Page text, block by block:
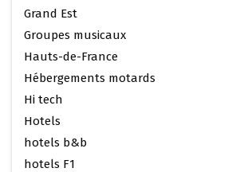
Grand Est
Groupes musicaux
Hauts-de-France
Hébergements motards
Hi tech
Hotels
hotels b&b
hotels F1